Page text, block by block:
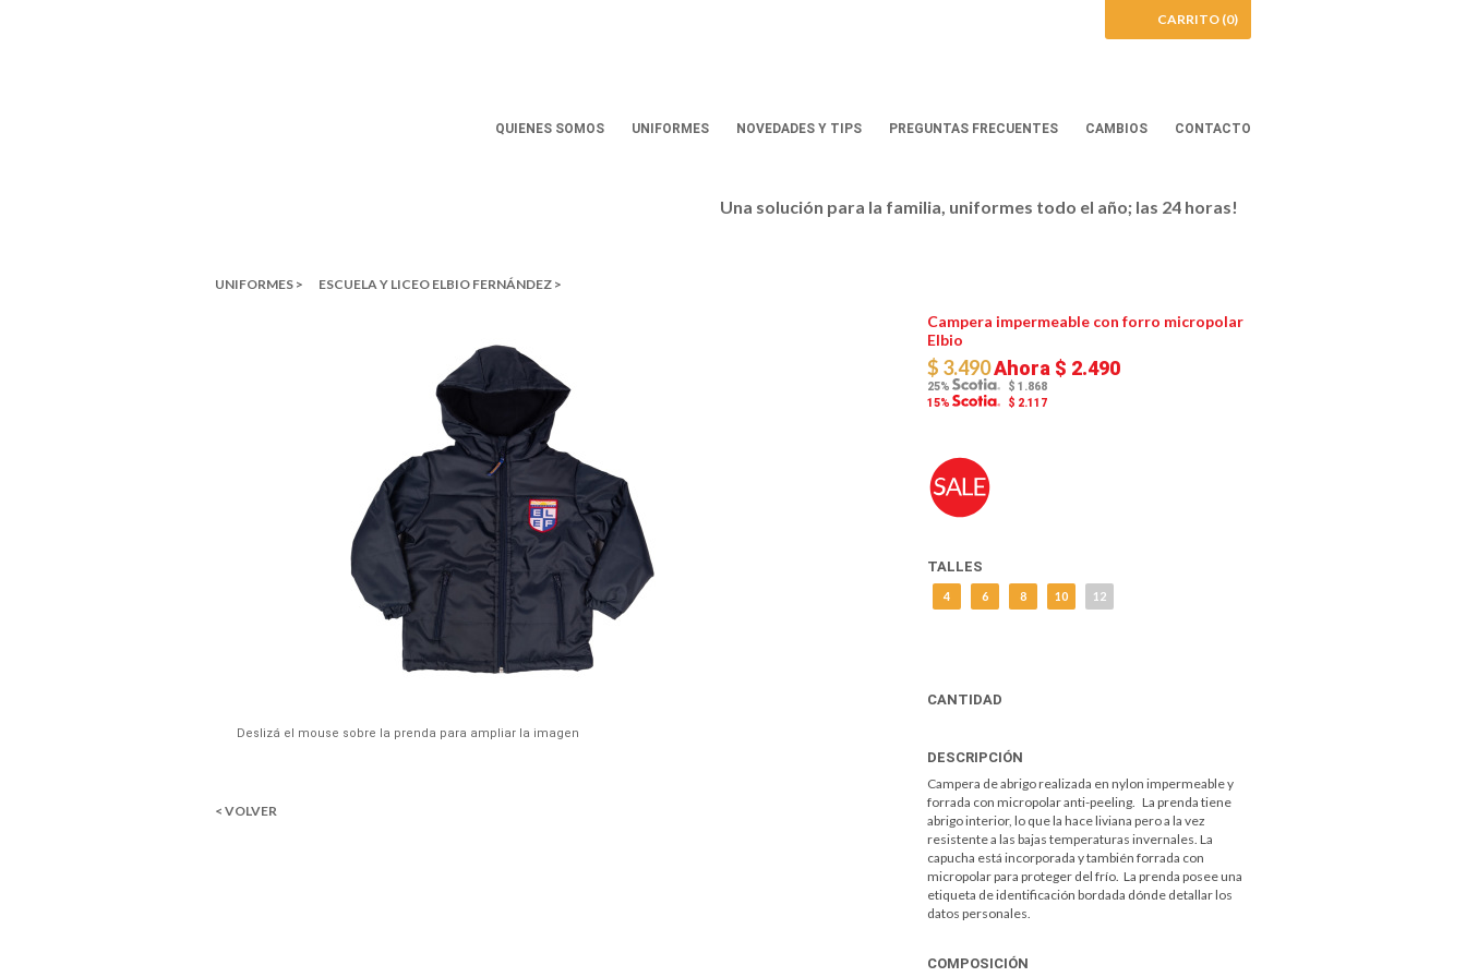
CARRITO (0)
QUIENES SOMOS UNIFORMES NOVEDADES Y TIPS PREGUNTAS FRECUENTES CAMBIOS CONTACTO
Una solución para la familia, uniformes todo el año; las 24 horas!
UNIFORMES > ESCUELA Y LICEO ELBIO FERNÁNDEZ >
Deslizá el mouse sobre la prenda para ampliar la imagen
< VOLVER
Campera impermeable con forro micropolar
Elbio
$ 3.490Ahora $ 2.490
25%
$ 1.868
15%
$ 2.117
TALLES
4 6 8 10 12
CANTIDAD
DESCRIPCIÓN
Campera de abrigo realizada en nylon impermeable y
forrada con micropolar anti-peeling. La prenda tiene
abrigo interior, lo que la hace liviana pero a la vez
resistente a las bajas temperaturas invernales. La
capucha está incorporada y también forrada con
micropolar para proteger del frío. La prenda posee una
etiqueta de identificación bordada dónde detallar los
datos personales.
COMPOSICIÓN